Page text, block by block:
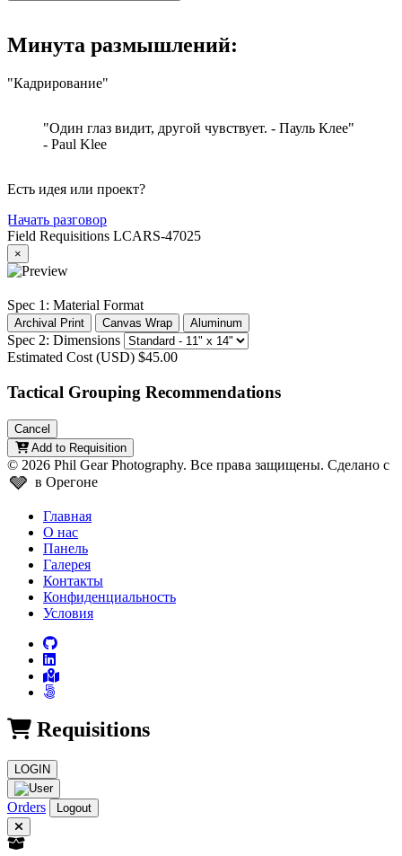
Минута размышлений:
"Кадрирование"
"Один глаз видит, другой чувствует. - Пауль Клее"
- Paul Klee
Есть идея или проект?
Начать разговор
Field Requisitions LCARS-47025
×
Spec 1: Material Format
Archival Print Canvas Wrap Aluminum
Spec 2: Dimensions
Estimated Cost (USD) $45.00
Tactical Grouping Recommendations
Cancel
Add to Requisition
© 2026 Phil Gear Photography. Все права защищены. Сделано с
🩶 в Орегоне
Главная
О нас
Панель
Галерея
Контакты
Конфиденциальность
Условия
Requisitions
LOGIN
Orders Logout